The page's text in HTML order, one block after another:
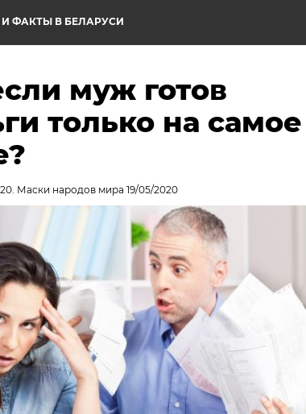
ФАКТЫ В БЕЛАРУСИ
муж готов
только на самое
Маски народов мира 19/05/2020